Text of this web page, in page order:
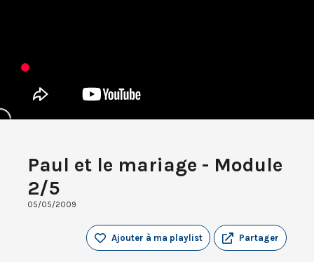
Paul et le mariage - Module
2/5
05/05/2009
Partager
Ajouter à ma playlist